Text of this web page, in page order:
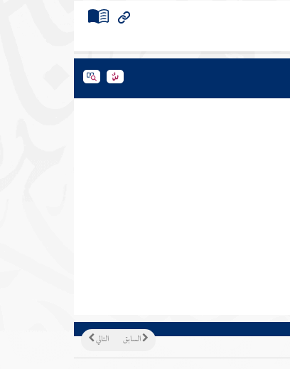
التالي السابق